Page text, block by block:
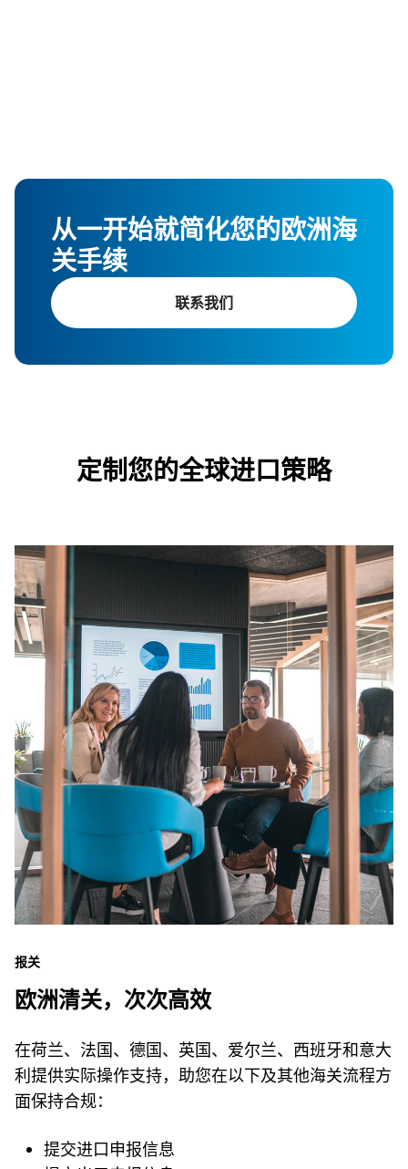
从一开始就简化您的欧洲海
关手续
联系我们
定制您的全球进口策略
报关
欧洲清关，次次高效
在荷兰、法国、德国、英国、爱尔兰、西班牙和意大
利提供实际操作支持，助您在以下及其他海关流程方
面保持合规：
提交进口申报信息